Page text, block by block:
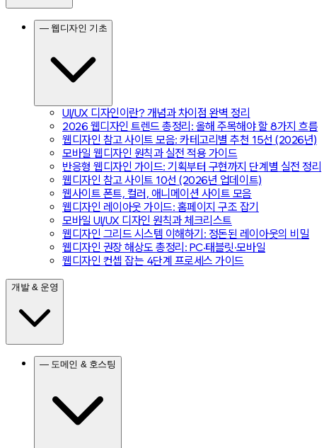
— 웹디자인 기초
UI/UX 디자인이란? 개념과 차이점 완벽 정리
2026 웹디자인 트렌드 총정리: 올해 주목해야 할 8가지 흐름
웹디자인 참고 사이트 모음: 카테고리별 추천 15선 (2026년)
모바일 웹디자인 원칙과 실전 적용 가이드
반응형 웹디자인 가이드: 기획부터 구현까지 단계별 실전 정리
웹디자인 참고 사이트 10선 (2026년 업데이트)
웹사이트 폰트, 컬러, 애니메이션 사이트 모음
웹디자인 레이아웃 가이드: 홈페이지 구조 잡기
모바일 UI/UX 디자인 원칙과 체크리스트
웹디자인 그리드 시스템 이해하기: 정돈된 레이아웃의 비밀
웹디자인 권장 해상도 총정리: PC·태블릿·모바일
웹디자인 컨셉 잡는 4단계 프로세스 가이드
개발 & 운영
— 도메인 & 호스팅